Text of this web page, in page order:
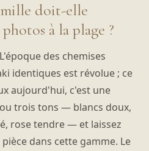
doit-elle
à la plage ?
des chemises
identiques est révolue ; ce
aujourd'hui, c'est une
trois tons — blancs doux,
rose tendre — et laissez
dans cette gamme. Le